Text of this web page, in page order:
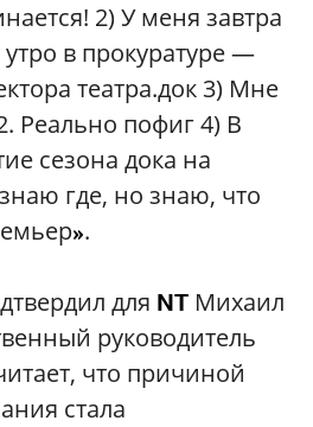
2) У меня завтра
в прокуратуре —
театра.док 3) Мне
Реально пофиг 4) В
сезона дока на
где, но знаю, что
».
для NT Михаил
руководитель
что причиной
стала